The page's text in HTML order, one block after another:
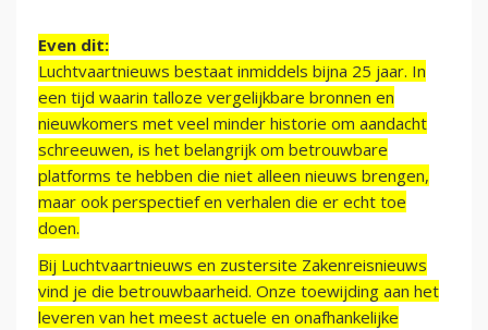
Even dit:
Luchtvaartnieuws bestaat inmiddels bijna 25 jaar. In
een tijd waarin talloze vergelijkbare bronnen en
nieuwkomers met veel minder historie om aandacht
schreeuwen, is het belangrijk om betrouwbare
platforms te hebben die niet alleen nieuws brengen,
maar ook perspectief en verhalen die er echt toe
doen.
Bij Luchtvaartnieuws en zustersite Zakenreisnieuws
vind je die betrouwbaarheid. Onze toewijding aan het
leveren van het meest actuele en onafhankelijke